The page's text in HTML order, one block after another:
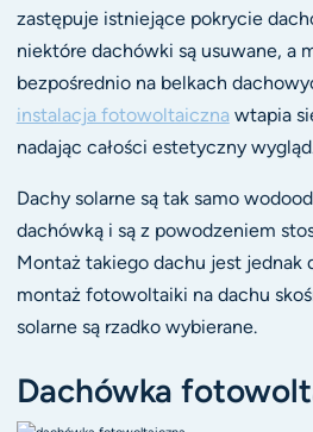
zastępuje istniejące pokrycie
niektóre dachówki są usuwane, a
bezpośrednio na belkach
instalacja fotowoltaiczna wtapia
nadając całości estetyczny
Dachy solarne są tak samo
dachówką i są z powodzeniem
Montaż takiego dachu jest jednak
montaż fotowoltaiki na dachu
solarne są rzadko wybierane.
Dachówka